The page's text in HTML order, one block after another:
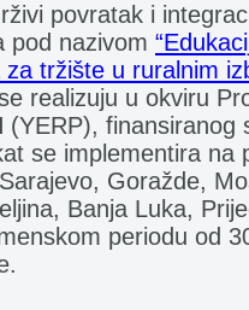
povratak i
pod nazivom
tržište u ruralnim
realizuju u okviru
(YERP), finansiranog
se implementira na
Goražde,
Banja Luka,
periodu od